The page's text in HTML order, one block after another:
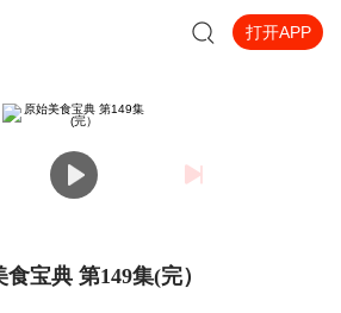
打开APP
食宝典 第149集(完）